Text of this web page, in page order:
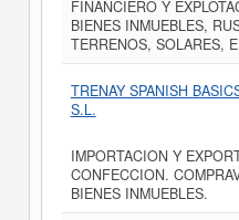
FINANCIERO Y
BIENES INMUEBLES,
TERRENOS, SOLARES,
TRENAY SPANISH
S.L.
IMPORTACION Y
CONFECCION.
BIENES INMUEBLES.